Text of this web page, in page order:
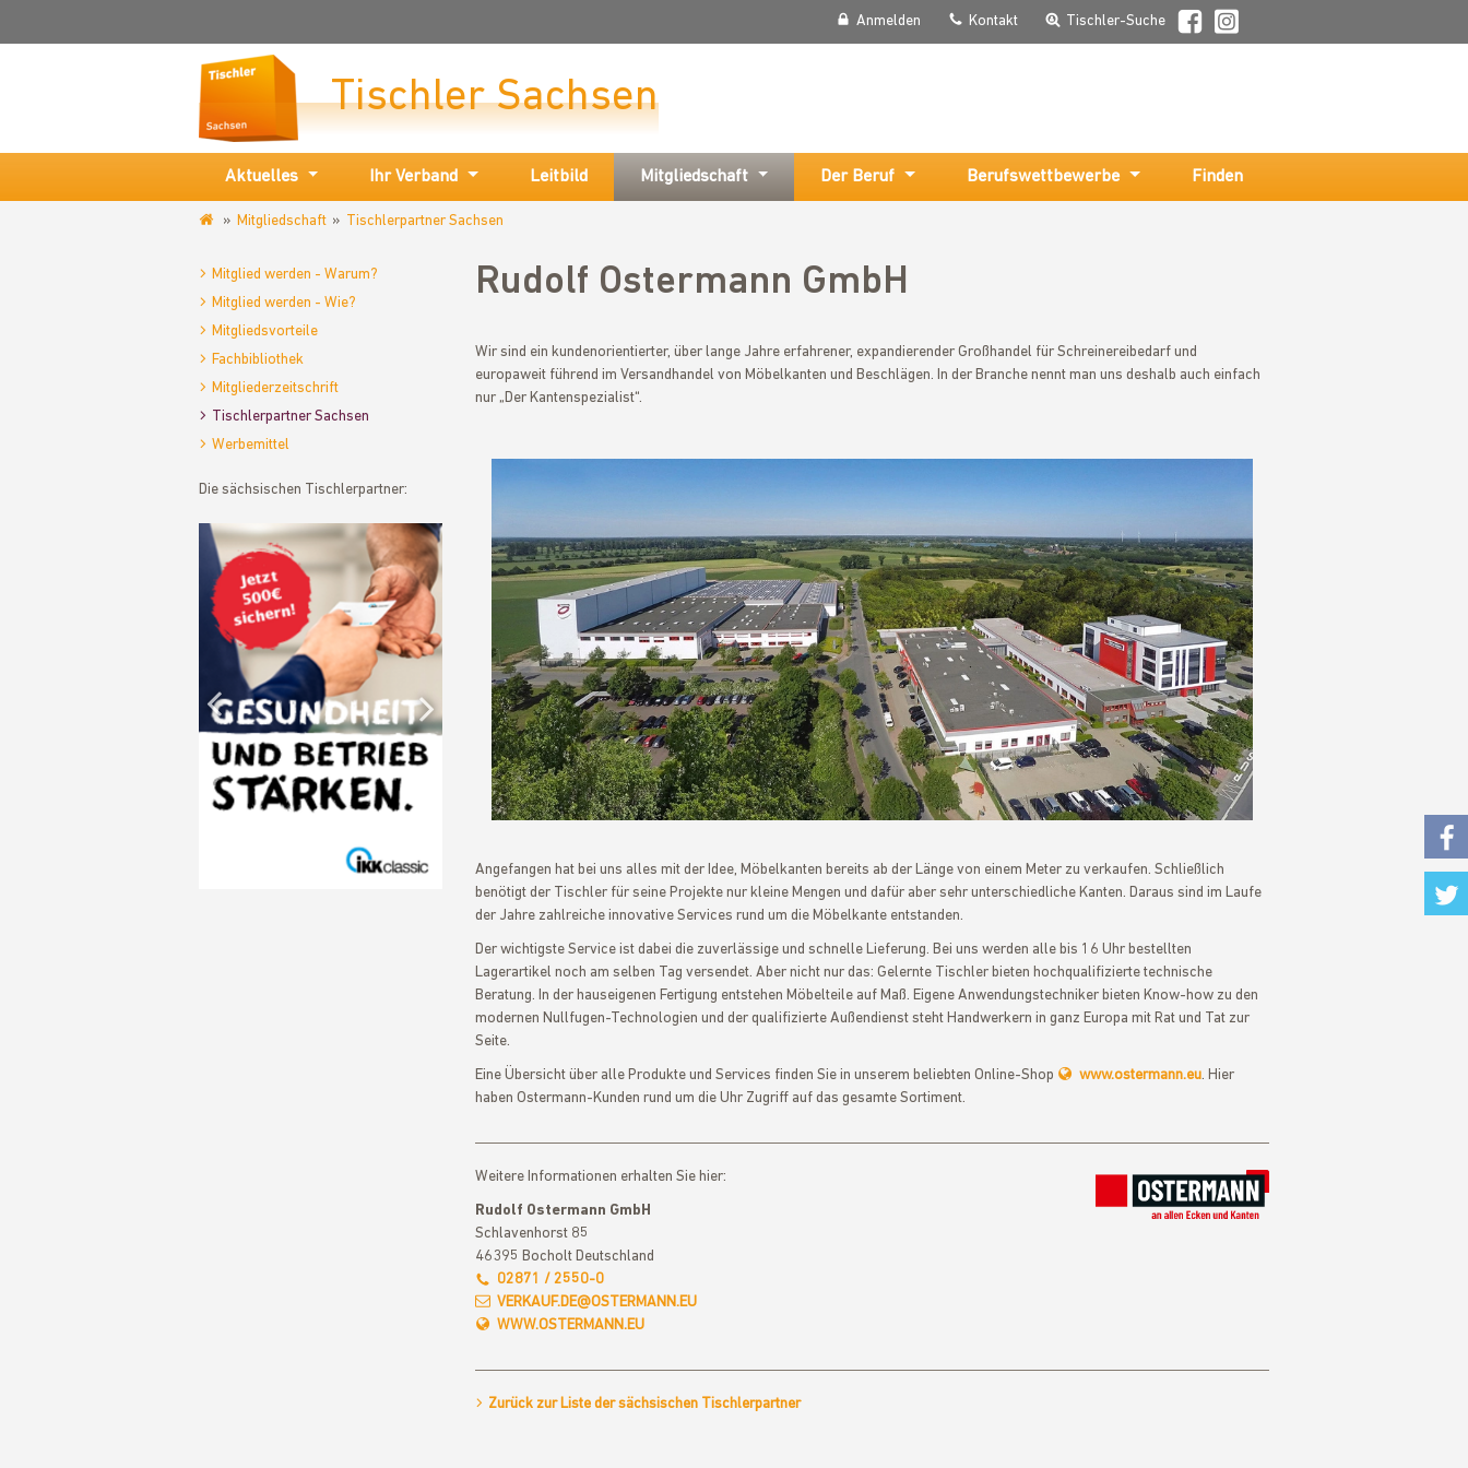
Tischler Sachsen
Anmelden Kontakt Tischler-Suche
Aktuelles Ihr Verband Leitbild Mitgliedschaft Der Beruf Berufswettbewerbe Finden
sachsen.de
Mitgliedschaft Tischlerpartner Sachsen
Mitglied werden - Warum?
Mitglied werden - Wie?
Mitgliedsvorteile
Fachbibliothek
Mitgliederzeitschrift
Tischlerpartner Sachsen
Werbemittel
Die sächsischen Tischlerpartner:
Previous
Next
Rudolf Ostermann GmbH
Wir sind ein kundenorientierter, über lange Jahre erfahrener, expandierender Großhandel für Schreinereibedarf und
europaweit führend im Versandhandel von Möbelkanten und Beschlägen. In der Branche nennt man uns deshalb auch einfach
nur „Der Kantenspezialist“.
Angefangen hat bei uns alles mit der Idee, Möbelkanten bereits ab der Länge von einem Meter zu verkaufen. Schließlich
benötigt der Tischler für seine Projekte nur kleine Mengen und dafür aber sehr unterschiedliche Kanten. Daraus sind im Laufe
der Jahre zahlreiche innovative Services rund um die Möbelkante entstanden.
Der wichtigste Service ist dabei die zuverlässige und schnelle Lieferung. Bei uns werden alle bis 16 Uhr bestellten
Lagerartikel noch am selben Tag versendet. Aber nicht nur das: Gelernte Tischler bieten hochqualifizierte technische
Beratung. In der hauseigenen Fertigung entstehen Möbelteile auf Maß. Eigene Anwendungstechniker bieten Know-how zu den
modernen Nullfugen-Technologien und der qualifizierte Außendienst steht Handwerkern in ganz Europa mit Rat und Tat zur
Seite.
Eine Übersicht über alle Produkte und Services finden Sie in unserem beliebten Online-Shop www.ostermann.eu. Hier
haben Ostermann-Kunden rund um die Uhr Zugriff auf das gesamte Sortiment.
Weitere Informationen erhalten Sie hier:
Rudolf Ostermann GmbH
Schlavenhorst 85
46395 Bocholt Deutschland
02871 / 2550-0
VERKAUF.DE@OSTERMANN.EU
WWW.OSTERMANN.EU
Zurück zur Liste der sächsischen Tischlerpartner